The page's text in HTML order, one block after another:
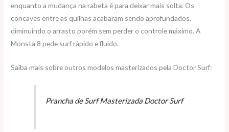
enquanto a mudança na rabeta é para deixar mais solta. Os
concaves entre as quilhas acabaram sendo aprofundados,
diminuindo o arrasto porém sem perder o controle máximo. A
Monsta 8 pede surf rápido e fluido.
Saiba mais sobre outros modelos masterizados pela Doctor Surf:
Prancha de Surf Masterizada Doctor Surf